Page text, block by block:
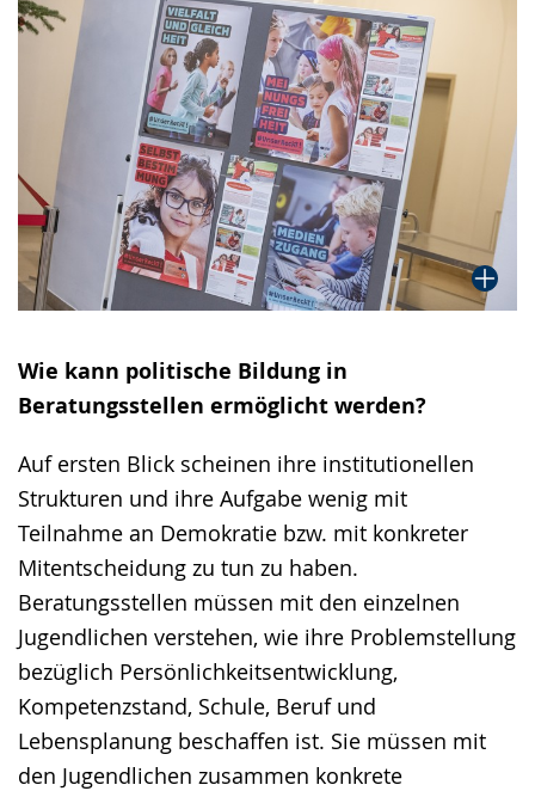
Wie kann politische Bildung in
Beratungsstellen ermöglicht werden?
Auf ersten Blick scheinen ihre institutionellen
Strukturen und ihre Aufgabe wenig mit
Teilnahme an Demokratie bzw. mit konkreter
Mitentscheidung zu tun zu haben.
Beratungsstellen müssen mit den einzelnen
Jugendlichen verstehen, wie ihre Problemstellung
bezüglich Persönlichkeitsentwicklung,
Kompetenzstand, Schule, Beruf und
Lebensplanung beschaffen ist. Sie müssen mit
den Jugendlichen zusammen konkrete